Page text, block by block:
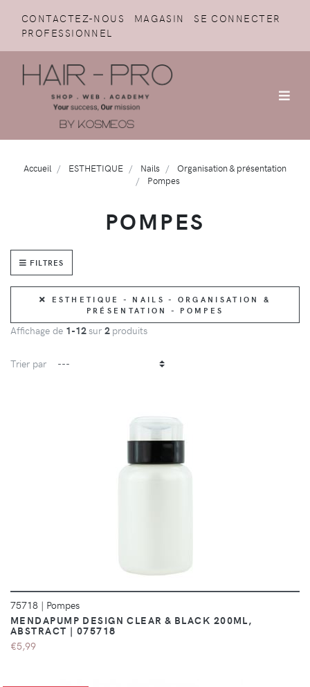
CONTACTEZ-NOUS MAGASIN
SE CONNECTER
PROFESSIONNEL
Accueil ESTHETIQUE Nails
Organisation & présentation
Pompes
POMPES
FILTRES
ESTHETIQUE - NAILS - ORGANISATION &
PRÉSENTATION - POMPES
Affichage de 1-12sur 2 produits
Trier par
75718 | Pompes
MENDAPUMP DESIGN CLEAR & BLACK 200ML,
ABSTRACT | 075718
€5,99